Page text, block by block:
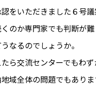
をいただきました６号
のか専門家でも判断が
なるのでしょうか。
ら交流センターでもわず
域全体の問題でもあり